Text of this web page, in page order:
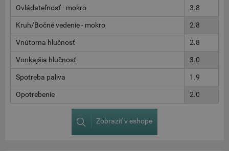
Ovládateľnosť - mokro 3.8
Kruh/Bočné vedenie - mokro 2.8
Vnútorna hlučnosť 2.8
Vonkajšia hlučnosť 3.0
Spotreba paliva 1.9
Opotrebenie 2.0
Zobraziť v eshope